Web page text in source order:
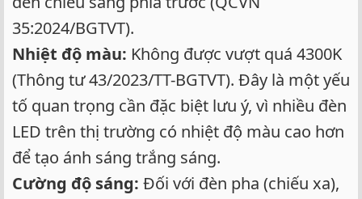
35:2024/BGTVT).
Nhiệt độ màu: Không được vượt quá 4300K
(Thông tư 43/2023/TT-BGTVT). Đây là một yếu
tố quan trọng cần đặc biệt lưu ý, vì nhiều đèn
LED trên thị trường có nhiệt độ màu cao hơn
để tạo ánh sáng trắng sáng.
Cường độ sáng: Đối với đèn pha (chiếu xa),